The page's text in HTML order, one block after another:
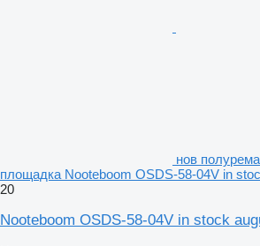
нов
площадка Nooteboom OSDS-58-04V in
20
Nooteboom OSDS-58-04V in stock